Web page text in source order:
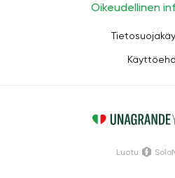
Oikeudellinen
Luotu